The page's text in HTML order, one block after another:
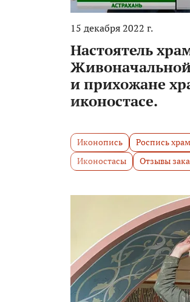
15 декабря 2022 г.
Настоятель
и прихожане
иконостасе.
Иконопись Роспись
Иконостасы
Отзывы